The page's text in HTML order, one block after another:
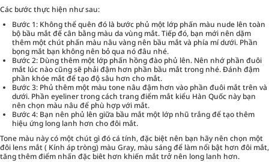
Các bước thực hiện như sau:
Bước 1: Không thể quên đó là bước phủ một lớp phấn màu nude lên toàn
bộ bầu mắt để cân bằng màu da vùng mắt. Tiếp đó, bạn mới nên dặm
thêm một chút phấn màu nâu vàng nên bầu mắt và phía mí dưới. Phần
bọng mắt bạn không nên bỏ qua nó đâu nhé.
Bước 2: Dùng thêm một lớp phấn hồng đào phủ lên. Nên nhớ phần đuôi
mắt lúc nào cũng sẽ phải đậm hơn phần bầu mắt trong nhé. Đánh đậm
phần khóe mắt để tạo độ sâu hơn cho mắt.
Bước 3: Phủ thêm một màu tone nâu đậm hơn vào phần đuôi mắt trên và
dưới. Phần eyeliner trong cách trang điểm mắt kiểu Hàn Quốc này bạn
nên chọn màu nâu để phù hợp với mắt.
Bước 4: Bạn nên phủ lên giữa bầu mắt một lớp nhũ trắng để tạo thêm
hiệu ứng long lanh hơn cho đôi mắt.
Tone màu này có một chút gì đó cá tính, đặc biệt nên bạn hãy nên chọn một
đôi lens mắt ( Kính áp tròng) màu Gray, màu sáng để làm nổi bật hơn đôi mắt,
tăng thêm điểm nhấn đặc biêt hơn khiến mắt trở nên long lanh hơn.